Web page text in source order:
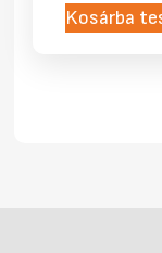
Kosárba